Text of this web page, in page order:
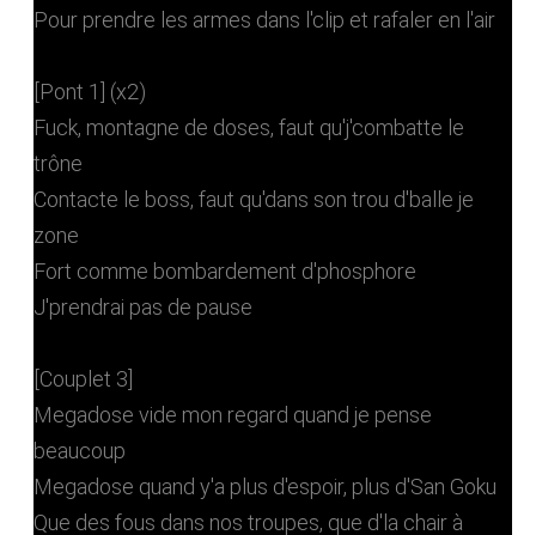
Pour prendre les armes dans l'clip et rafaler en l'air
[Pont 1] (x2)
Fuck, montagne de doses, faut qu'j'combatte le
trône
Contacte le boss, faut qu'dans son trou d'balle je
zone
Fort comme bombardement d'phosphore
J'prendrai pas de pause
[Couplet 3]
Megadose vide mon regard quand je pense
beaucoup
Megadose quand y'a plus d'espoir, plus d'San Goku
Que des fous dans nos troupes, que d'la chair à